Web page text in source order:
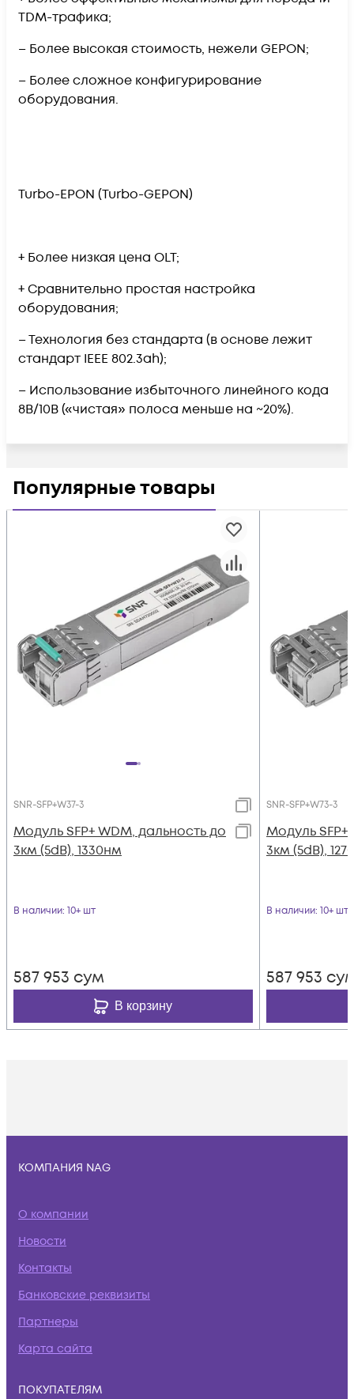
TDM-трафика;
– Более высокая стоимость, нежели GEPON;
– Более сложное конфигурирование
оборудования.
Turbo-EPON (Turbo-GEPON)
+ Более низкая цена OLT;
+ Сравнительно простая настройка
оборудования;
– Технология без стандарта (в основе лежит
стандарт IEEE 802.3ah);
– Использование избыточного линейного кода
8B/10B («чистая» полоса меньше на ~20%).
Популярные товары
SNR-SFP+W37-3
Модуль SFP+ WDM, дальность до
3км (5dB), 1330нм
В наличии: 10+ шт
587 953 сум
В корзину
SNR-SFP+W73-3
Модуль SFP+
3км (5dB),
В наличии: 10+ шт
587 953
КОМПАНИЯ NAG
О компании
Новости
Контакты
Банковские реквизиты
Партнеры
Карта сайта
ПОКУПАТЕЛЯМ